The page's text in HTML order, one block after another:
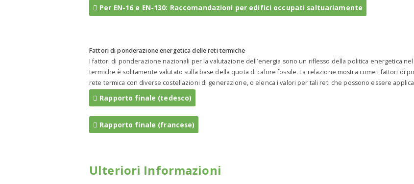
Per EN-16 e EN-130: Raccomandazioni per edifici occupati saltuariamente
Fattori di ponderazione energetica delle reti termiche
I fattori di ponderazione nazionali per la valutazione dell’energia sono un riflesso della politica energetica
termiche è solitamente valutato sulla base della quota di calore fossile. La relazione mostra come i fattori di
rete termica con diverse costellazioni di generazione, o elenca i valori per tali reti che possono essere
Rapporto finale (tedesco)
Rapporto finale (francese)
Ulteriori Informazioni